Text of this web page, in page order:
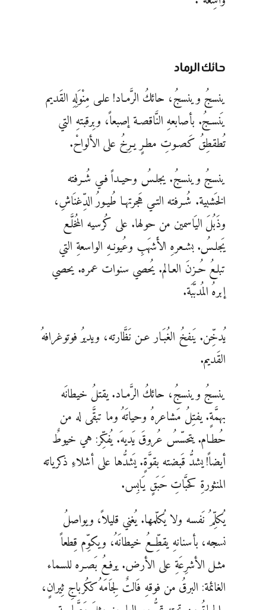
حائك الرماد
ينسجُ وينسجُ، حائكُ الرَّمـاد! علـى مِنْوَلِهِ القَديم
يَنسـجُ. بأصابعهِ النَّاقصـة إصبعاً، وبِرقبتهِ التي
تُطقطِقُ كَصـوتِ مطـرٍ يـرِخُ على الألواحْ.
ينسجُ وينسجُ. يجلـسُ وحيـداً فـي شُـرفته
الخَشبية. شُـرفته التـي هَجرتهـا طُيـورُ الدِّغنَاشِ،
وذَبُلَ اليَاسمين من حولها. على كُرسيه المُخلَّـع
يَجلـسُ. بشـعرهِ الأَشهَبِ وعُيونـهِ الواسعةِ التي
تبلـعُ حُـزنَ العـالم. يُحصي سنوات عمره. يحصي
إبرهُ المُدبَّبَة.
يُدخِّن. يَنفخُ الغُبَـار عـن نَظَّارته، ويديرُ فوتوغرافهُ
القَديم.
ينسجُ وينسجُ، حائكُ الرَّمـاد. يقتلُ خيطانَه
بهمَّةٍ. يفتِلُ مَشاعرهُ وحياتَهُ وما تبقَّى له من
حُطـام. يتحسّسُ عُروقَ يَديهَ. يُفكِّر: هي خيوطٌ
أيضاً! يشدُّ قَبضته بقوَّةٍ. يَشدُّها على أشلاءِ ذكرياته
المنثورةِ كحبَّاتِ حَبَقٍ يَابِس.
يُكلِّمُ نَفسه ولا يُكلّمها. يُغني قليلاً، ويواصلُ
نسجه، بأسنانهِ يقطِّعُ خيطانَهُ، ويكوِّم قِطعاً
مثـل الأشرِعَةِ على الأرض. يرفـعُ بَصـره للسماء
الغائمة: البرقُ من فوقهِ فَالتٌ لِجَامَهُ ككُرباجِ ثِيرانٍ،